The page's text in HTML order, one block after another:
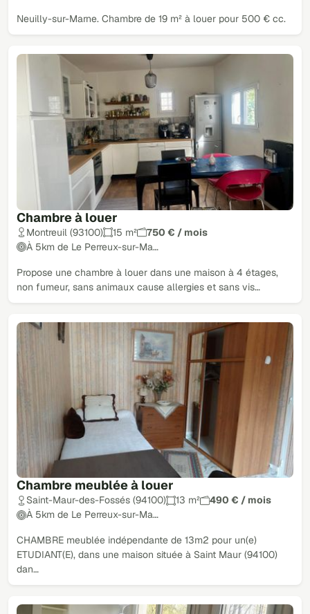
Neuilly-sur-Marne. Chambre de 19 m² à louer pour 500 € cc.
Chambre à louer
Montreuil (93100) 15 m²
750 € / mois
À 5km de Le Perreux-sur-Ma…
Propose une chambre à louer dans une maison à 4 étages,
non fumeur, sans animaux cause allergies et sans vis…
Chambre meublée à louer
Saint-Maur-des-Fossés (94100) 13 m²
490 € / mois
À 5km de Le Perreux-sur-Ma…
CHAMBRE meublée indépendante de 13m2 pour un(e)
ETUDIANT(E), dans une maison située à Saint Maur (94100)
dan…